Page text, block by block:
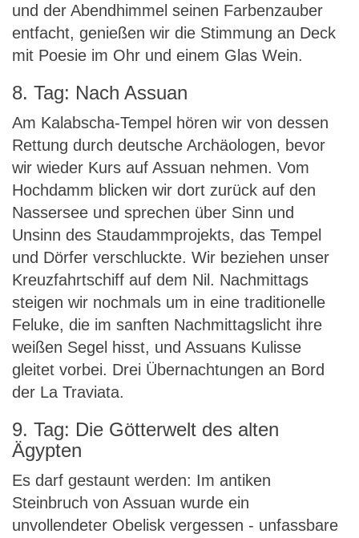
und der Abendhimmel seinen Farbenzauber
entfacht, genießen wir die Stimmung an Deck
mit Poesie im Ohr und einem Glas Wein.
8. Tag: Nach Assuan
Am Kalabscha-Tempel hören wir von dessen
Rettung durch deutsche Archäologen, bevor
wir wieder Kurs auf Assuan nehmen. Vom
Hochdamm blicken wir dort zurück auf den
Nassersee und sprechen über Sinn und
Unsinn des Staudammprojekts, das Tempel
und Dörfer verschluckte. Wir beziehen unser
Kreuzfahrtschiff auf dem Nil. Nachmittags
steigen wir nochmals um in eine traditionelle
Feluke, die im sanften Nachmittagslicht ihre
weißen Segel hisst, und Assuans Kulisse
gleitet vorbei. Drei Übernachtungen an Bord
der La Traviata.
9. Tag: Die Götterwelt des alten
Ägypten
Es darf gestaunt werden: Im antiken
Steinbruch von Assuan wurde ein
unvollendeter Obelisk vergessen - unfassbare